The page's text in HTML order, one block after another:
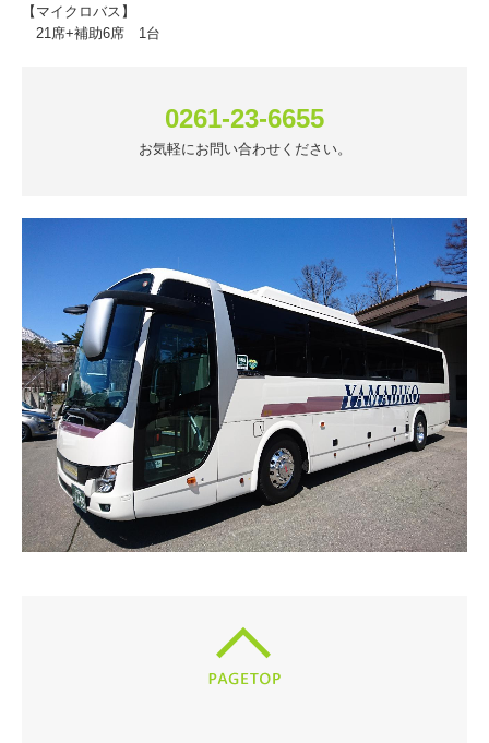
0261-23-6655
【マイクロバス】
21席+補助6席 1台